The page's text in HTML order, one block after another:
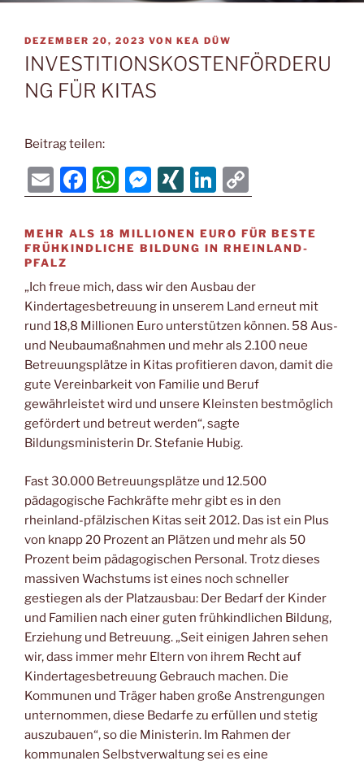
VERÖFFENTLICHT
AM
DEZEMBER 20, 2023 VON KEA DÜW
INVESTITIONSKOSTENFÖRDERU
NG FÜR KITAS
Beitrag teilen:
E
m
ai
l
F
a
c
e
b
o
o
k
W
h
at
s
A
p
p
M
e
ss
e
n
g
er
XI
N
G
Li
n
k
e
dI
n
o
p
y
Li
n
k
MEHR ALS 18 MILLIONEN EURO FÜR BESTE
FRÜHKINDLICHE BILDUNG IN RHEINLAND-
PFALZ
„Ich freue mich, dass wir den Ausbau der
Kindertagesbetreuung in unserem Land erneut mit
rund 18,8 Millionen Euro unterstützen können. 58 Aus-
und Neubaumaßnahmen und mehr als 2.100 neue
Betreuungsplätze in Kitas profitieren davon, damit die
gute Vereinbarkeit von Familie und Beruf
gewährleistet wird und unsere Kleinsten bestmöglich
gefördert und betreut werden“, sagte
Bildungsministerin Dr. Stefanie Hubig.
Fast 30.000 Betreuungsplätze und 12.500
pädagogische Fachkräfte mehr gibt es in den
rheinland-pfälzischen Kitas seit 2012. Das ist ein Plus
von knapp 20 Prozent an Plätzen und mehr als 50
Prozent beim pädagogischen Personal. Trotz dieses
massiven Wachstums ist eines noch schneller
gestiegen als der Platzausbau: Der Bedarf der Kinder
und Familien nach einer guten frühkindlichen Bildung,
Erziehung und Betreuung. „Seit einigen Jahren sehen
wir, dass immer mehr Eltern von ihrem Recht auf
Kindertagesbetreuung Gebrauch machen. Die
Kommunen und Träger haben große Anstrengungen
unternommen, diese Bedarfe zu erfüllen und stetig
auszubauen“, so die Ministerin. Im Rahmen der
kommunalen Selbstverwaltung sei es eine